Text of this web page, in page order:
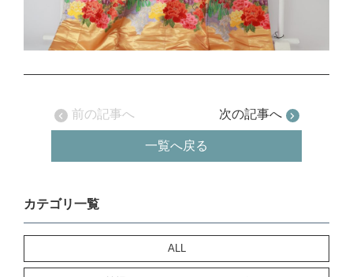
前の記事へ 次の記事へ
一覧へ戻る
カテゴリ一覧
ALL